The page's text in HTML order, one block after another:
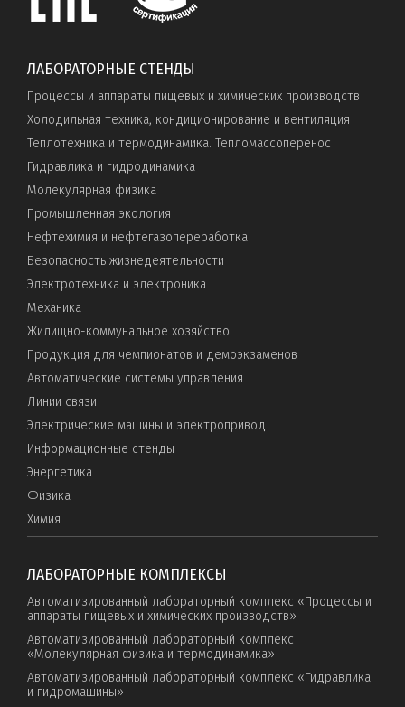
ЛАБОРАТОРНЫЕ СТЕНДЫ
Процессы и аппараты пищевых и химических производств
Холодильная техника, кондиционирование и вентиляция
Теплотехника и термодинамика. Тепломассоперенос
Гидравлика и гидродинамика
Молекулярная физика
Промышленная экология
Нефтехимия и нефтегазопереработка
Безопасность жизнедеятельности
Электротехника и электроника
Механика
Жилищно-коммунальное хозяйство
Продукция для чемпионатов и демоэкзаменов
Автоматические системы управления
Линии связи
Электрические машины и электропривод
Информационные стенды
Энергетика
Физика
Химия
ЛАБОРАТОРНЫЕ КОМПЛЕКСЫ
Автоматизированный лабораторный комплекс «Процессы и
аппараты пищевых и химических производств»
Автоматизированный лабораторный комплекс
«Молекулярная физика и термодинамика»
Автоматизированный лабораторный комплекс «Гидравлика
и гидромашины»